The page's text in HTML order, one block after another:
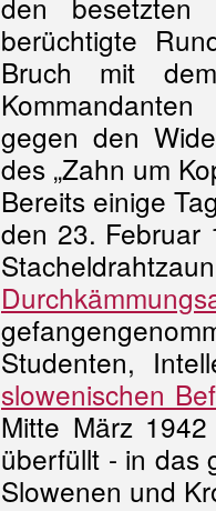
berüchtigte
Bruch mit
gegen den
des „Zahn um
Bereits einige
den 23. Februar
Studenten,
slowenischen
Mitte März
überfüllt - in das
Slowenen und